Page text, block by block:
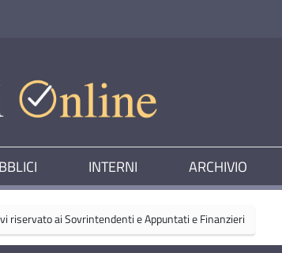
INTERNI ARCHIVIO
riservato ai Sovrintendenti e Appuntati e Finanzieri